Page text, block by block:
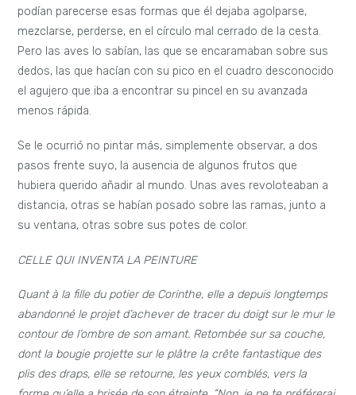
podían parecerse esas formas que él dejaba agolparse,
mezclarse, perderse, en el círculo mal cerrado de la cesta.
Pero las aves lo sabían, las que se encaramaban sobre sus
dedos, las que hacían con su pico en el cuadro desconocido
el agujero que iba a encontrar su pincel en su avanzada
menos rápida.
Se le ocurrió no pintar más, simplemente observar, a dos
pasos frente suyo, la ausencia de algunos frutos que
hubiera querido añadir al mundo. Unas aves revoloteaban a
distancia, otras se habían posado sobre las ramas, junto a
su ventana, otras sobre sus potes de color.
CELLE QUI INVENTA LA PEINTURE
Quant à la fille du potier de Corinthe, elle a depuis longtemps
abandonné le projet d’achever de tracer du doigt sur le mur le
contour de l’ombre de son amant. Retombée sur sa couche,
dont la bougie projette sur le plâtre la crête fantastique des
plis des draps, elle se retourne, les yeux comblés, vers la